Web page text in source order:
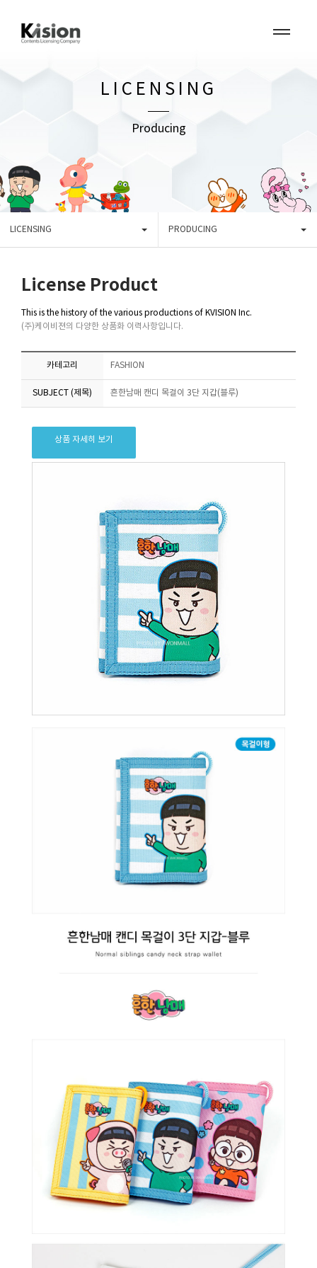
LICENSING
Producing
LICENSING PRODUCING
License Product
This is the history of the various productions of KVISION Inc.
(주)케이비젼의 다양한 상품화 이력사항입니다.
카테고리 FASHION
SUBJECT (제목) 흔한남매 캔디 목걸이 3단 지갑(블루)
상품 자세히 보기